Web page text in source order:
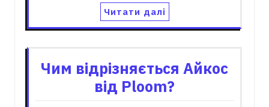
Читати далі
Чим відрізняється Айкос
від Ploom?